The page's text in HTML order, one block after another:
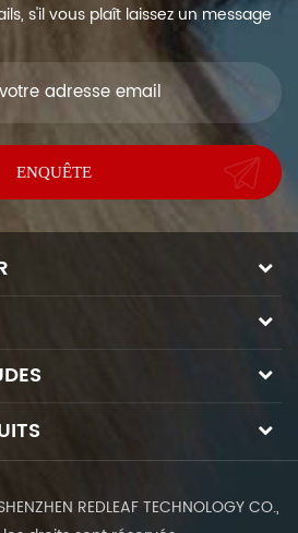
s'il vous plaît laissez un message
dès que nous Can.
REDLEAF TECHNOLOGY CO.,